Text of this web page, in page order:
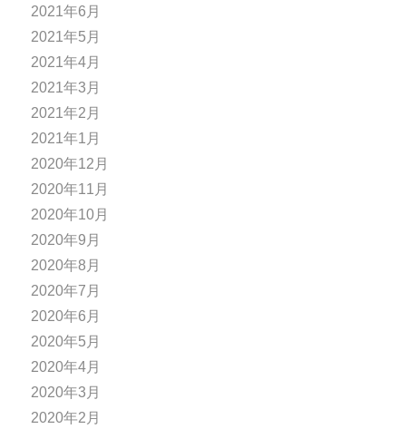
2021年6月
2021年5月
2021年4月
2021年3月
2021年2月
2021年1月
2020年12月
2020年11月
2020年10月
2020年9月
2020年8月
2020年7月
2020年6月
2020年5月
2020年4月
2020年3月
2020年2月